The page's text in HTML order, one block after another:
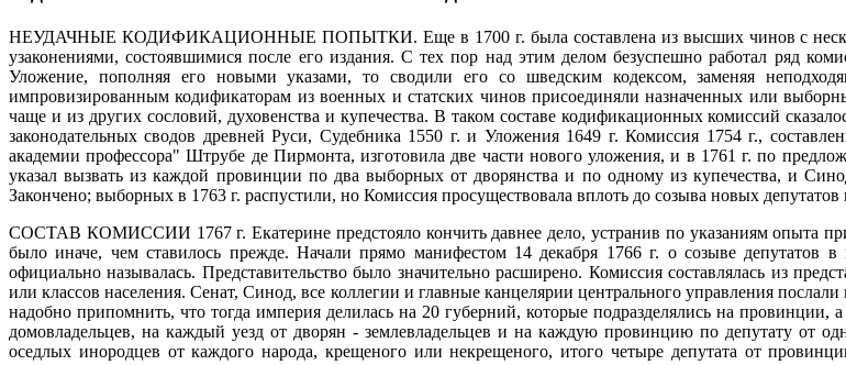
НЕУДАЧНЫЕ КОДИФИКАЦИОННЫЕ ПОПЫТКИ. Еще в 1700 г. была составлена из высших чинов с
узаконениями, состоявшимися после его издания. С тех пор над этим делом безуспешно работал ряд
Уложение, пополняя его новыми указами, то сводили его со шведским кодексом, заменяя
импровизированным кодификаторам из военных и статских чинов присоединяли назначенных или
чаще и из других сословий, духовенства и купечества. В таком составе кодификационных комиссий
законодательных сводов древней Руси, Судебника 1550 г. и Уложения 1649 г. Комиссия 1754 г.,
академии профессора" Штрубе де Пирмонта, изготовила две части нового уложения, и в 1761 г. по
указал вызвать из каждой провинции по два выборных от дворянства и по одному из купечества, и
Закончено; выборных в 1763 г. распустили, но Комиссия просуществовала вплоть до созыва новых депутатов
СОСТАВ КОМИССИИ 1767 г. Екатерине предстояло кончить давнее дело, устранив по указаниям
было иначе, чем ставилось прежде. Начали прямо манифестом 14 декабря 1766 г. о созыве
официально называлась. Представительство было значительно расширено. Комиссия составлялась из
или классов населения. Сенат, Синод, все коллегии и главные канцелярии центрального управления
надобно припомнить, что тогда империя делилась на 20 губерний, которые подразделялись на
домовладельцев, на каждый уезд от дворян - землевладельцев и на каждую провинцию по депутату от
оседлых инородцев от каждого народа, крещеного или некрещеного, итого четыре депутата от